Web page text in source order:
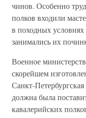
чинов. Особенно
полков входили
в походных условиях
занимались их
Военное
скорейшем
Санкт-
должна была
кавалерийских